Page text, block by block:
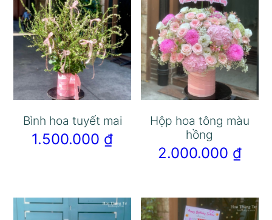
Bình hoa tuyết mai
1.500.000 ₫
Hộp hoa tông màu
hồng
2.000.000 ₫